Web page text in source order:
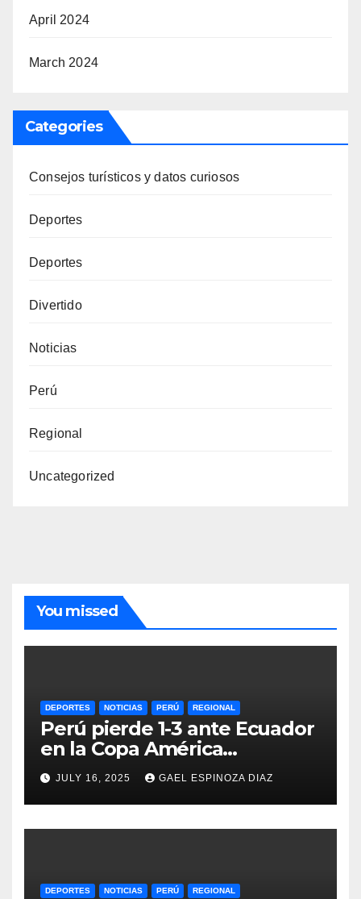
April 2024
March 2024
Categories
Consejos turísticos y datos curiosos
Deportes
Deportes
Divertido
Noticias
Perú
Regional
Uncategorized
You missed
DEPORTES NOTICIAS PERÚ REGIONAL
Perú pierde 1-3 ante Ecuador
en la Copa América
Femenina y lidera el Grupo A
JULY 16, 2025 GAEL ESPINOZA DIAZ
DEPORTES NOTICIAS PERÚ REGIONAL